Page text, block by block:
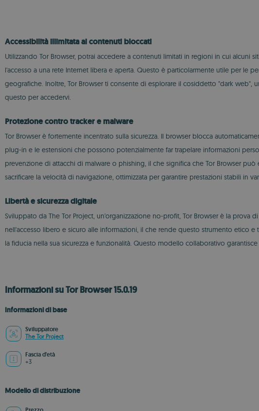
Accessibilità illimitata ai contenuti bloccati
Utilizzando Tor Browser, potrai accedere a contenuti limitati in regioni in cui alcuni
l'accesso a una rete Internet libera e aperta. Questo è particolarmente utile per
geografiche. Inoltre, Tor Browser ti consente di esplorare il cosiddetto "dark
questo per accedervi.
Protezione contro tracker e malware
Tor Browser è fortemente incentrato sulla sicurezza. Il browser blocca
plug-in e le estensioni che possono potenzialmente far trapelare informazioni
prevenzione di attacchi di malware o phishing, il che significa che Tor Browser
sacrificare la velocità di navigazione, ottimizzata per garantire prestazioni stabili in
Libertà e sicurezza digitale
Sviluppato da The Tor Project, un'organizzazione no-profit, Tor Browser è la
nell'accesso libero e sicuro alle informazioni, il che rende questo strumento etico e
la fiducia nella sua sicurezza e funzionalità. Questo modello collaborativo
Informazioni su Tor Browser 15.0.19
Informazioni di base
Sviluppatore
The Tor Project
Fascia d'età
+3
Modello di distribuzione